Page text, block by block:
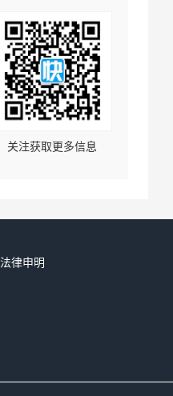
关注获取更多信息
法律申明